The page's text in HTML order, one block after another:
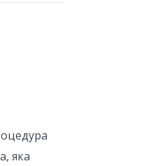
яка